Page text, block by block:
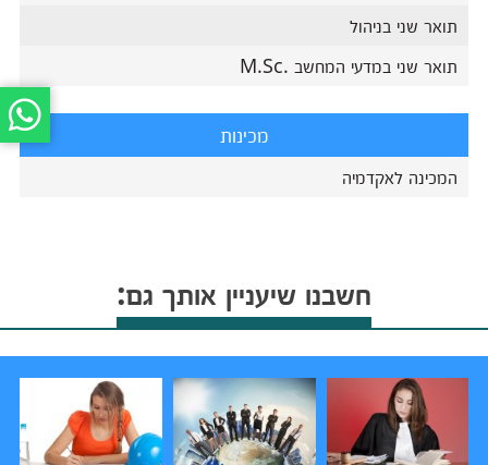
תואר שני בניהול
תואר שני במדעי המחשב .M.Sc
מכינות
המכינה לאקדמיה
חשבנו שיעניין אותך גם: